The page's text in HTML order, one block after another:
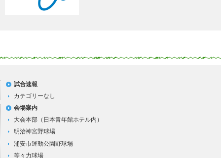
試合速報
カテゴリーなし
会場案内
大会本部（日本青年館ホテル内）
明治神宮野球場
浦安市運動公園野球場
等々力球場